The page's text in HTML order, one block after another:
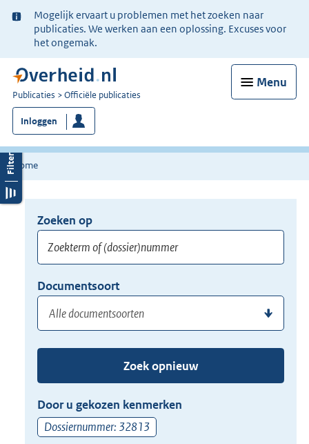
Ter
informatie:
Mogelijk ervaart u problemen met het zoeken naar
publicaties. We werken aan een oplossing. Excuses voor
het ongemak.
Menu
U
bent
nu
hier:
Publicaties Officiële publicaties
Inloggen
Home
Opnieuw
zoeken:
Zoeken op
of
(dossier)nummer
hier
uw
zoekterm
of
(dossier)nummer
in
Documentsoort
of
de
pijl
beneden
Zoek opnieuw
Door u gekozen kenmerken
Dossiernummer: 32813